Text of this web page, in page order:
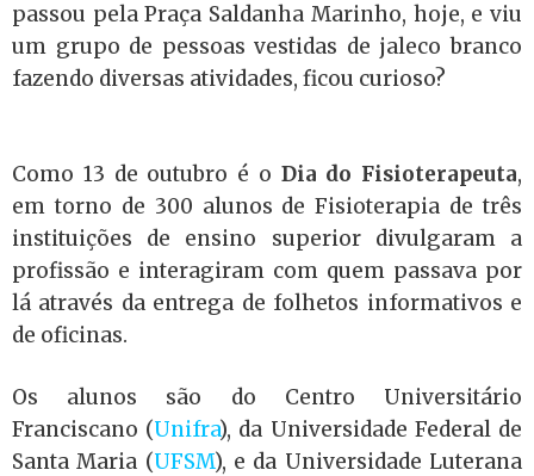
passou pela Praça Saldanha Marinho, hoje, e viu
um grupo de pessoas vestidas de jaleco branco
fazendo diversas atividades, ficou curioso?
Como 13 de outubro é o Dia do Fisioterapeuta,
em torno de 300 alunos de Fisioterapia de três
instituições de ensino superior divulgaram a
profissão e interagiram com quem passava por
lá através da entrega de folhetos informativos e
de oficinas.
Os alunos são do Centro Universitário
Franciscano (Unifra), da Universidade Federal de
Santa Maria (UFSM), e da Universidade Luterana